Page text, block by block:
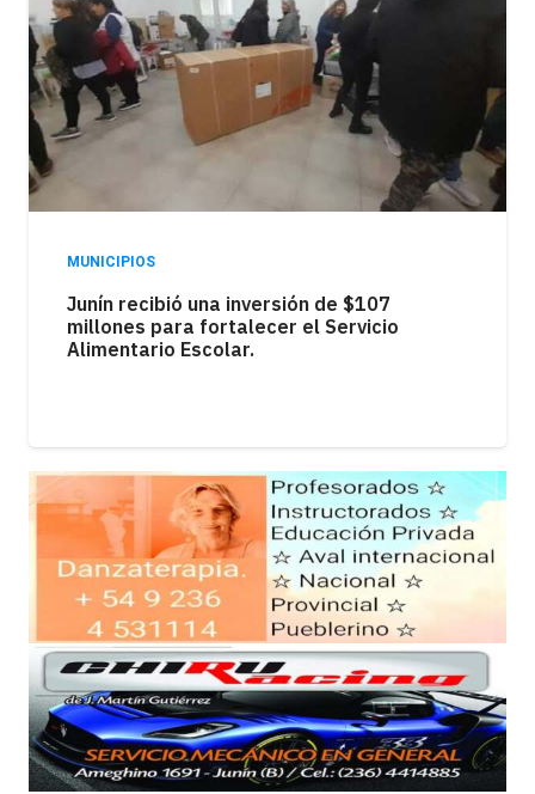
MUNICIPIOS
Junín, entre los municipios con mayor